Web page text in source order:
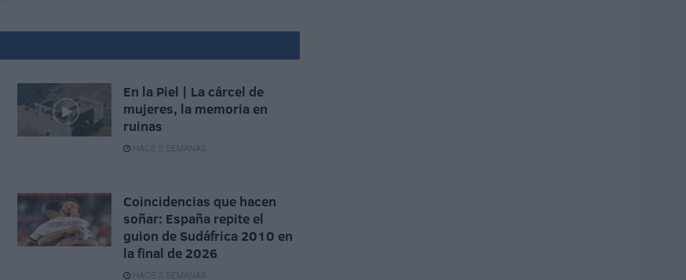
En la Piel | La cárcel de
mujeres, la memoria en
ruinas
HACE 2 SEMANAS
Coincidencias que hacen
soñar: España repite el
guion de Sudáfrica 2010 en
la final de 2026
HACE 3 SEMANAS